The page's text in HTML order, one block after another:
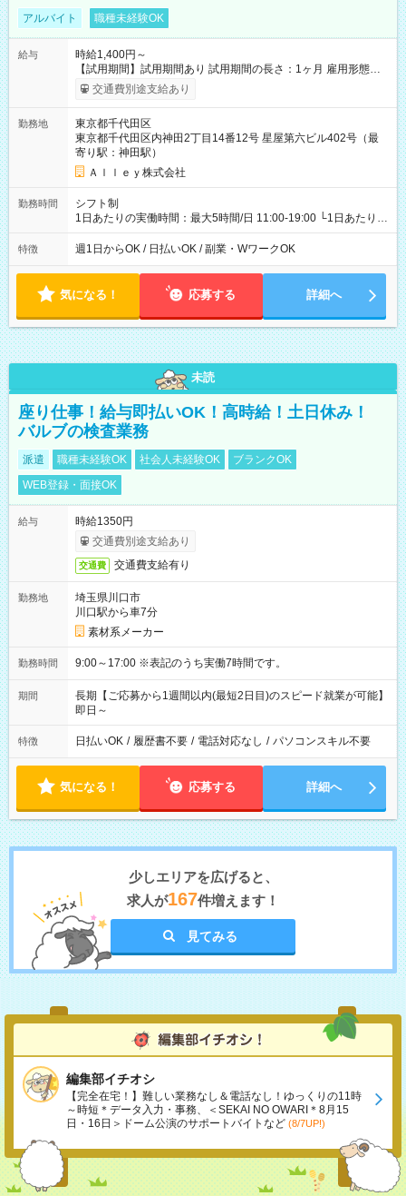
アルバイト 職種未経験OK
給与
時給1,400円～
【試用期間】試用期間あり 試用期間の長さ：1ヶ月 雇用形態、
給与は本採用時と同じです。
交通費別途支給あり
勤務地
東京都千代田区
東京都千代田区内神田2丁目14番12号 星屋第六ビル402号（最
寄り駅：神田駅）
Ａｌｌｅｙ株式会社
勤務時間
シフト制
1日あたりの実働時間：最大5時間/日 11:00-19:00 └1日あたりの
実働時間：1-5時間 └上記の時間帯内であれば、いつでも勤務可
能！ └平日・土曜日の中で、お好きな曜日でご勤務いただけま
18:00 などのように、自由な働き方が可能なお仕事です！
特徴 週1日からOK / 日払いOK / 副業・WワークOK
気になる！ 応募する 詳細へ
未読
座り仕事！給与即払いOK！高時給！土日休み！
バルブの検査業務
派遣 職種未経験OK 社会人未経験OK
ブランクOK
WEB登録・面接OK
給与
時給1350円
交通費別途支給あり
交通費 交通費支給有り
勤務地
埼玉県川口市
川口駅から車7分
素材系メーカー
勤務時間 9:00～17:00 ※表記のうち実働7時間です。
期間
長期【ご応募から1週間以内(最短2日目)のスピード就業が可能】
即日～
特徴 日払いOK / 履歴書不要 / 電話対応なし / パソコンスキル不要
気になる！ 応募する 詳細へ
少しエリアを広げると、
求人が167件増えます！
見てみる
編集部イチオシ
【完全在宅！】難しい業務なし＆電話なし！ゆっくりの11時
～時短＊データ入力・事務、＜SEKAI NO OWARI＊8月15
日・16日＞ドーム公演のサポートバイトなど (8/7UP!)